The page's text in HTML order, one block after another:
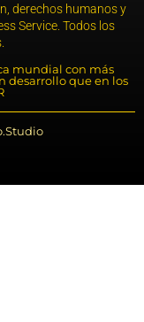
derechos humanos y
Service. Todos los
mundial con más
desarrollo que en los